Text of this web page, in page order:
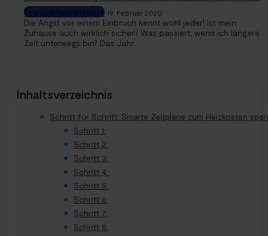
Produktvergleiche 19. Februar 2020
Die Angst vor einem Einbruch kennt wohl jeder! Ist mein
Zuhause auch wirklich sicher? Was passiert, wenn ich längere
Zeit unterwegs bin? Das Jahr...
Inhaltsverzeichnis
Schritt für Schritt: Smarte Zeitpläne zum Heizkosten
Schritt 1:
Schritt 2:
Schritt 3:
Schritt 4:
Schritt 5:
Schritt 6:
Schritt 7:
Schritt 8: